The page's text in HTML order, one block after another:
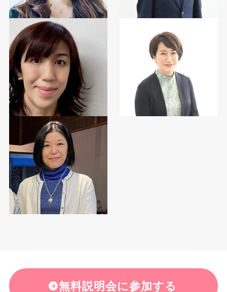
無料説明会に参加する